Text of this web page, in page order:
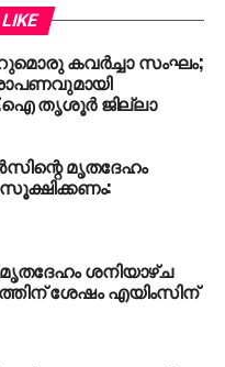
പ്രവര്‍ത്തകരുടെ
ഫാസിസമാണ്
കുറിച്ച്
യെച്ചൂരിക്കും
എന്താണ്
കെ.കെ.രമ
കവര്‍ച്ചാ സംഘം;
തൃശൂര്‍ ജില്ലാ
മൃതദേഹം
സൂക്ഷിക്കണം:
ശനിയാഴ്ച
ശേഷം എയിംസിന്